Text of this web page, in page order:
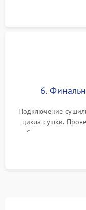
6.
Подключение
цикла сушки.
набора
конденсата) и